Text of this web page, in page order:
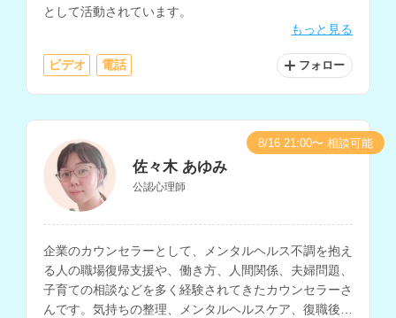
として活動されています。
もっと見る
ビデオ 電話 フォロー
佐々木 あゆみ
公認心理師
企業のカウンセラーとして、メンタルヘルス不調を抱え
る人の職場復帰支援や、働き方、人間関係、夫婦問題、
子育ての相談などを多く経験されてきたカウンセラーさ
んです。気持ちの整理、メンタルヘルスケア、復職後の
8/16 21:00〜 相談可能